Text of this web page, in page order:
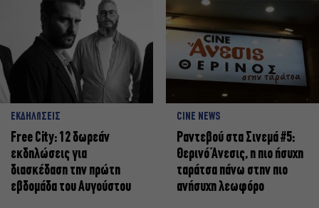
ΕΚΔΗΛΩΣΕΙΣ
Free City: 12 δωρεάν
εκδηλώσεις για
διασκέδαση την πρώτη
εβδομάδα του Αυγούστου
CINE NEWS
Ραντεβού στα Σινεμά #5:
Θερινό Άνεσις, η πιο ήσυχη
ταράτσα πάνω στην πιο
ανήσυχη λεωφόρο